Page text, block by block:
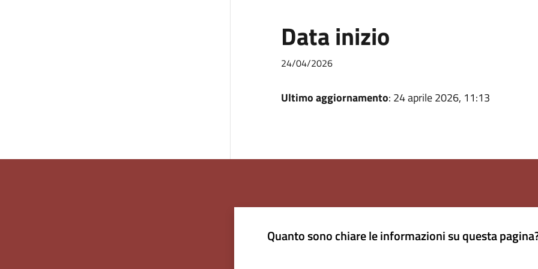
Data inizio
24/04/2026
Ultimo aggiornamento: 24 aprile 2026, 11:13
Quanto sono chiare le informazioni su questa